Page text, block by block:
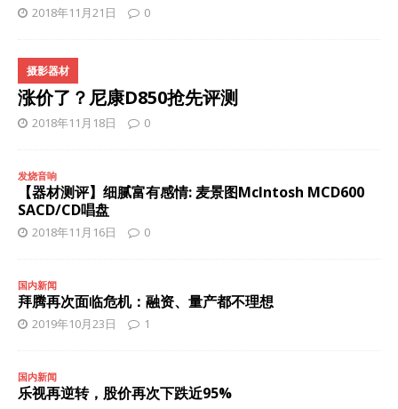
2018年11月21日 0
涨价了？尼康D850抢先评测
摄影器材
2018年11月18日 0
发烧音响
【器材测评】细腻富有感情: 麦景图McIntosh MCD600
SACD/CD唱盘
2018年11月16日 0
国内新闻
拜腾再次面临危机：融资、量产都不理想
2019年10月23日 1
国内新闻
乐视再逆转，股价再次下跌近95%